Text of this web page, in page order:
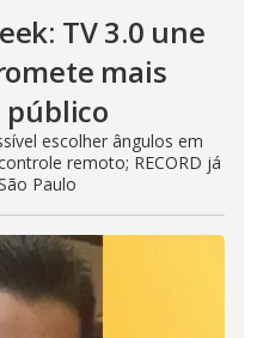
TV 3.0 une
mais
escolher ângulos em
remoto; RECORD já
Paulo